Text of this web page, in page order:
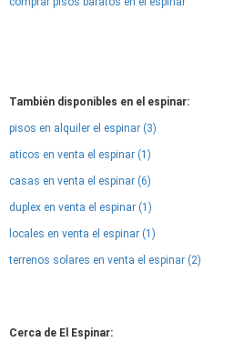
También disponibles en el espinar:
pisos en alquiler el espinar (3)
aticos en venta el espinar (1)
casas en venta el espinar (6)
duplex en venta el espinar (1)
locales en venta el espinar (1)
terrenos solares en venta el espinar (2)
Cerca de El Espinar: